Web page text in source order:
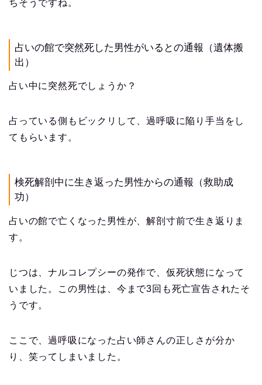
ちそうですね。
占いの館で突然死した男性がいるとの通報（遺体搬
出）
占い中に突然死でしょうか？
占っている側もビックリして、過呼吸に陥り手当をし
てもらいます。
検死解剖中に生き返った男性からの通報（救助成
功）
占いの館で亡くなった男性が、解剖寸前で生き返りま
す。
じつは、ナルコレプシーの発作で、仮死状態になって
いました。この男性は、今まで3回も死亡宣告されたそ
うです。
ここで、過呼吸になった占い師さんの正しさが分か
り、笑ってしまいました。